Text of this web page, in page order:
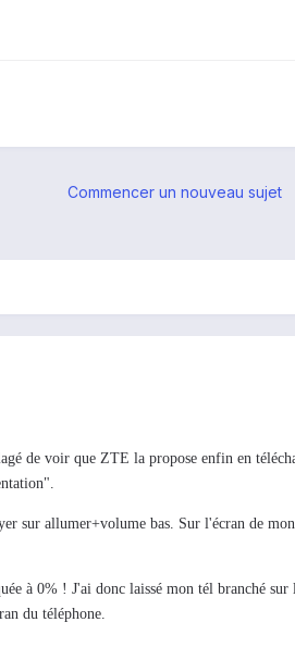
Commencer un nouveau sujet
de voir que ZTE la propose enfin en
sur allumer+volume bas. Sur l'écran de
à 0% ! J'ai donc laissé mon tél branché sur
du téléphone.